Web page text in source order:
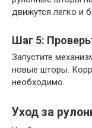
движутся легко и
Шаг 5:
Запустите
новые шторы.
необходимо.
Уход за